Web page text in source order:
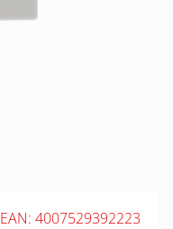
EAN: 4007529392223